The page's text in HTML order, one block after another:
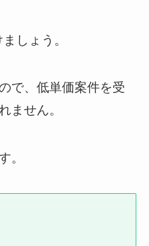
しょう。
で、低単価案件を受
ません。
。